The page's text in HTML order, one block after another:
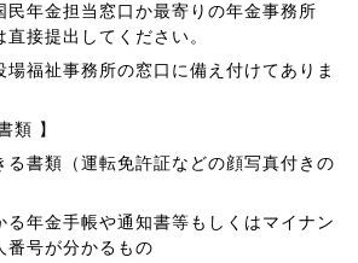
民年金担当窓口か最寄りの年金事務所
接提出してください。
場福祉事務所の窓口に備え付けてありま
類 】
る書類（運転免許証などの顔写真付きの
る年金手帳や通知書等もしくはマイナン
番号が分かるもの